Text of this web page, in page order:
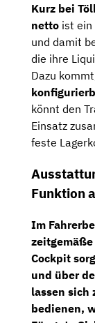
Kurz bei
netto ist ein
und damit
die ihre
Dazu
könnt den
Einsatz
feste
Funktion
Im
Cockpit
und über
lassen sich
bedienen,